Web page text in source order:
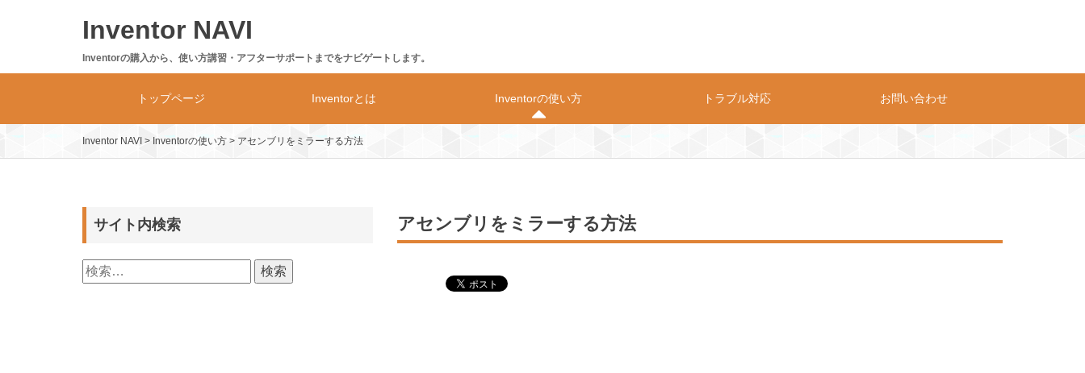
Inventor NAVI
Inventorの購入から、使い方講習・アフターサポートまでをナビゲートします。
トップページ Inventorとは
Inventorの動作環境
製品体系・価格
Inventorの使い方 トラブル対応 お問い合わせ
Inventor NAVI > Inventorの使い方 > アセンブリをミラーする方法
アセンブリをミラーする方法
サイト内検索
検
索: